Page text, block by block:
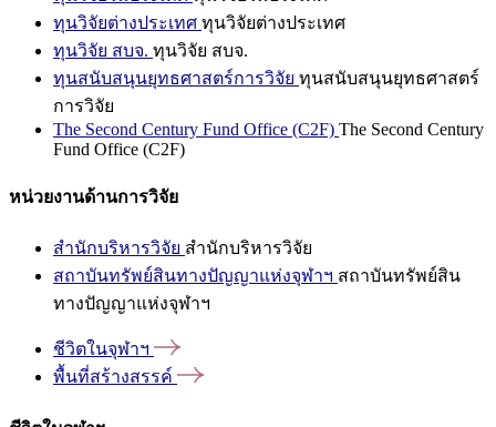
ทุนวิจัยต่างประเทศ ทุนวิจัยต่างประเทศ
ทุนวิจัย สบจ. ทุนวิจัย สบจ.
ทุนสนับสนุนยุทธศาสตร์การวิจัย ทุนสนับสนุนยุทธศาสตร์
การวิจัย
The Second Century Fund Office (C2F) The Second Century
Fund Office (C2F)
หน่วยงานด้านการวิจัย
สำนักบริหารวิจัย สำนักบริหารวิจัย
สถาบันทรัพย์สินทางปัญญาแห่งจุฬาฯ สถาบันทรัพย์สิน
ทางปัญญาแห่งจุฬาฯ
ชีวิตในจุฬาฯ
พื้นที่สร้างสรรค์